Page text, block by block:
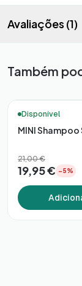
Avaliações (1)
Também
Disponível
MINI Shampoo
21,00 €
19,95 € −5%